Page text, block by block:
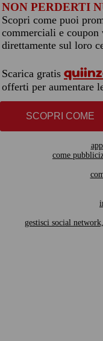
NON PERDERTI
Scopri come puoi
commerciali e
direttamente sul loro
Scarica gratis
offerti per aumentare
SCOPRI COME
come
gestisci social